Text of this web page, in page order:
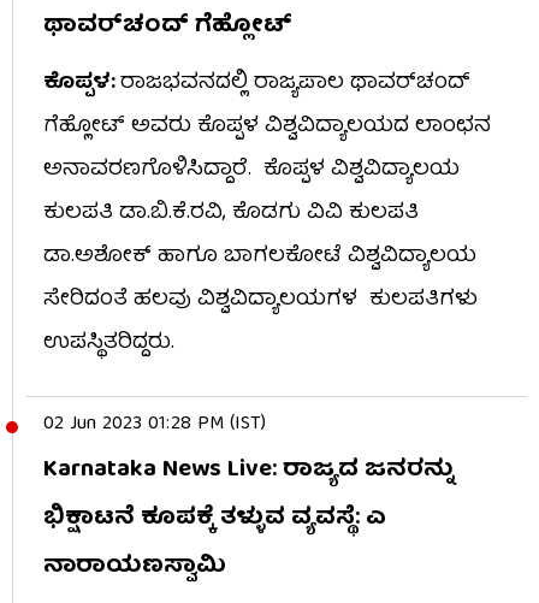
ಥಾವರ್​ಚಂದ್ ಗೆಹ್ಲೋಟ್
ಕೊಪ್ಪಳ:ರಾಜಭವನದಲ್ಲಿ ರಾಜ್ಯಪಾಲ ಥಾವರ್​ಚಂದ್
ಗೆಹ್ಲೋಟ್ ಅವರು ಕೊಪ್ಪಳ ವಿಶ್ವವಿದ್ಯಾಲಯದ ಲಾಂಛನ
ಅನಾವರಣಗೊಳಿಸಿದ್ದಾರೆ. ಕೊಪ್ಪಳ ವಿಶ್ವವಿದ್ಯಾಲಯ
ಕುಲಪತಿ ಡಾ.ಬಿ.ಕೆ.ರವಿ, ಕೊಡಗು ವಿವಿ ಕುಲಪತಿ
ಡಾ.ಅಶೋಕ್ ಹಾಗೂ ಬಾಗಲಕೋಟೆ ವಿಶ್ವವಿದ್ಯಾಲಯ
ಸೇರಿದಂತೆ ಹಲವು ವಿಶ್ವವಿದ್ಯಾಲಯಗಳ ಕುಲಪತಿಗಳು
ಉಪಸ್ಥಿತರಿದ್ದರು.
02 Jun 2023 01:28 PM (IST)
Karnataka News Live: ರಾಜ್ಯದ ಜನರನ್ನು
ಭಿಕ್ಷಾಟನೆ ಕೂಪಕ್ಕೆ ತಳ್ಳುವ ವ್ಯವಸ್ಥೆ: ಎ
ನಾರಾಯಣಸ್ವಾಮಿ